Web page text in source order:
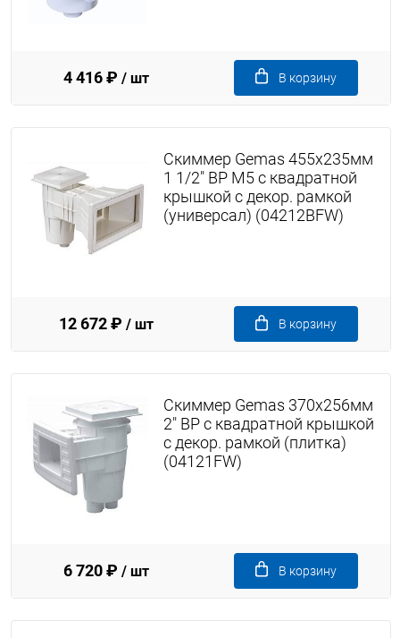
4 416 ₽ / шт В корзину
Скиммер Gemas 455х235мм
1 1/2" ВР M5 с квадратной
крышкой с декор. рамкой
(универсал) (04212BFW)
12 672 ₽ / шт В корзину
Скиммер Gemas 370х256мм
2" ВР с квадратной крышкой
с декор. рамкой (плитка)
(04121FW)
6 720 ₽ / шт В корзину